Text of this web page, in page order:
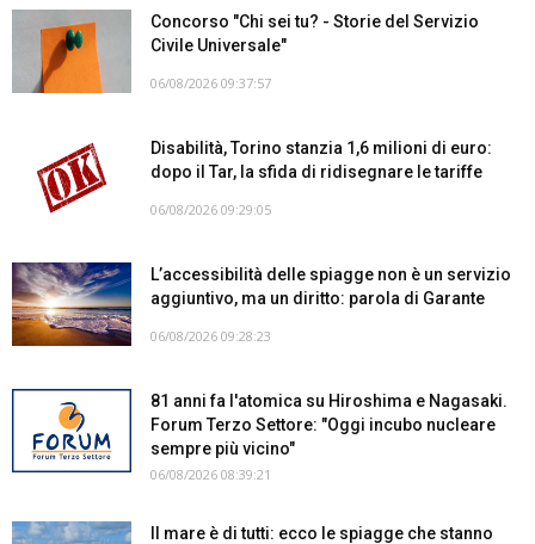
Concorso "Chi sei tu? - Storie del Servizio
Civile Universale"
06/08/2026 09:37:57
Disabilità, Torino stanzia 1,6 milioni di euro:
dopo il Tar, la sfida di ridisegnare le tariffe
06/08/2026 09:29:05
L’accessibilità delle spiagge non è un servizio
aggiuntivo, ma un diritto: parola di Garante
06/08/2026 09:28:23
81 anni fa l'atomica su Hiroshima e Nagasaki.
Forum Terzo Settore: "Oggi incubo nucleare
sempre più vicino"
06/08/2026 08:39:21
Il mare è di tutti: ecco le spiagge che stanno